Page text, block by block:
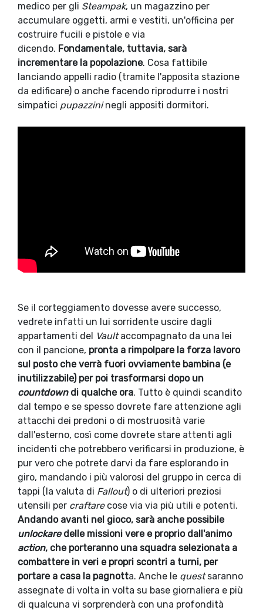
medico per gli Steampak, un magazzino per
accumulare oggetti, armi e vestiti, un'officina per
costruire fucili e pistole e via
dicendo. Fondamentale, tuttavia, sarà
incrementare la popolazione. Cosa fattibile
lanciando appelli radio (tramite l'apposita stazione
da edificare) o anche facendo riprodurre i nostri
simpatici pupazzininegli appositi dormitori.
Se il corteggiamento dovesse avere successo,
vedrete infatti un lui sorridente uscire dagli
appartamenti del Vaultaccompagnato da una lei
con il pancione, pronta a rimpolpare la forza lavoro
sul posto che verrà fuori ovviamente bambina (e
inutilizzabile) per poi trasformarsi dopo un
countdown di qualche ora. Tutto è quindi scandito
dal tempo e se spesso dovrete fare attenzione agli
attacchi dei predoni o di mostruosità varie
dall'esterno, così come dovrete stare attenti agli
incidenti che potrebbero verificarsi in produzione, è
pur vero che potrete darvi da fare esplorando in
giro, mandando i più valorosi del gruppo in cerca di
tappi (la valuta di Fallout) o di ulteriori preziosi
utensili per craftarecose via via più utili e potenti.
Andando avanti nel gioco, sarà anche possibile
unlockare delle missioni vere e proprio dall'animo
action, che porteranno una squadra selezionata a
combattere in veri e propri scontri a turni, per
portare a casa la pagnotta. Anche le questsaranno
assegnate di volta in volta su base giornaliera e più
di qualcuna vi sorprenderà con una profondità